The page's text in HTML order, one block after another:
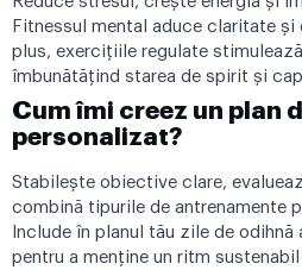
Fitnessul mental aduce claritate și
plus, exercițiile regulate
îmbunătățind starea de spirit și
Cum îmi creez un plan
personalizat?
Stabilește obiective clare,
combină tipurile de antrenamente
Include în planul tău zile de odihnă
pentru a menține un ritm